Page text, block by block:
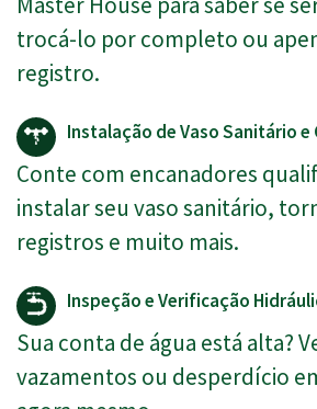
trocá-lo por completo ou
registro.
Instalação de Vaso Sanitário e
Conte com encanadores
instalar seu vaso sanitário,
registros e muito mais.
Inspeção e Verificação
Sua conta de água está alta?
vazamentos ou desperdício